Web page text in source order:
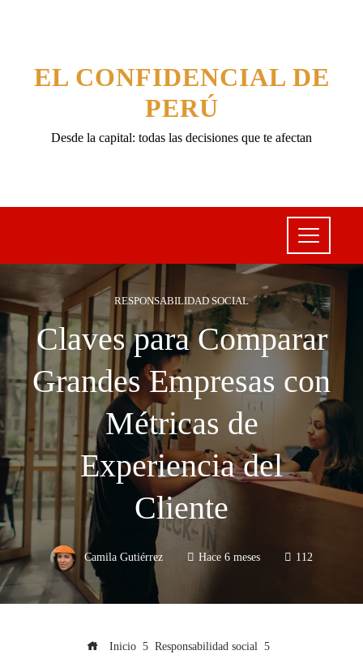
EL CONFIDENCIAL DE
PERÚ
Desde la capital: todas las decisiones que te afectan
RESPONSABILIDAD SOCIAL
Claves para Comparar
Grandes Empresas con
Métricas de
Experiencia del
Cliente
Camila Gutiérrez Hace 6 meses 112
Inicio
Responsabilidad social